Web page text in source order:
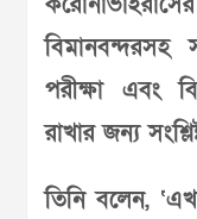
পরীক্ষা এবং
রাখার জন্য
তিনি বলেন,